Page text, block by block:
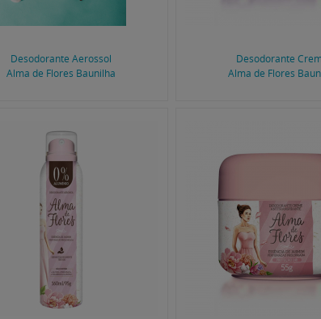
Desodorante Aerossol
Alma de Flores Baunilha
Desodorante
Alma de Flores